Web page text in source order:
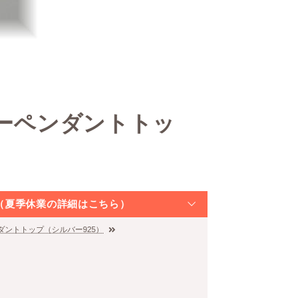
ペンダントトッ
季休業の詳細はこちら）
トトップ（シルバー925）